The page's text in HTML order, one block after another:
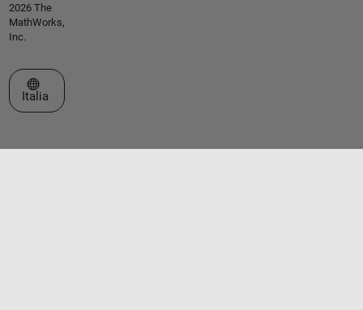
2026 The
MathWorks,
Inc.
Seleziona un sito web
Italia